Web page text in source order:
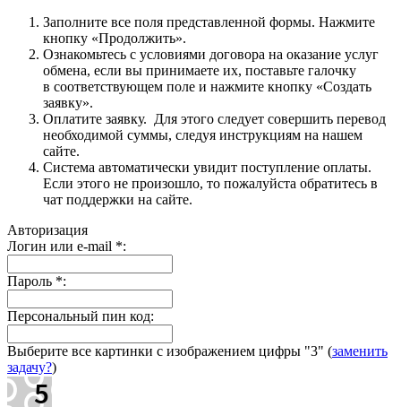
Заполните все поля представленной формы. Нажмите
кнопку «Продолжить».
Ознакомьтесь с условиями договора на оказание услуг
обмена, если вы принимаете их, поставьте галочку
в соответствующем поле и нажмите кнопку «Создать
заявку».
Оплатите заявку. Для этого следует совершить перевод
необходимой суммы, следуя инструкциям на нашем
сайте.
Система автоматически увидит поступление оплаты.
Если этого не произошло, то пожалуйста обратитесь в
чат поддержки на сайте.
Авторизация
Логин или e-mail *:
Пароль *:
Персональный пин код:
Выберите все картинки с изображением цифры "3" (заменить
задачу?)